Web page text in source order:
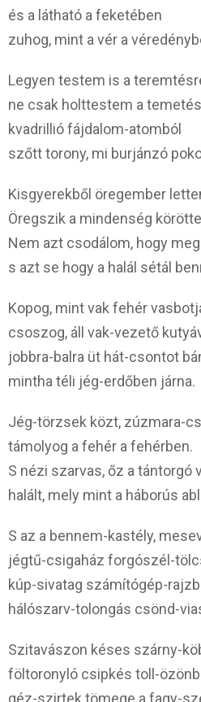
és a látható a feketében
zuhog, mint a vér a
Legyen testem is a
ne csak holttestem a
kvadrillió fájdalom-atomból
szőtt torony, mi burjánzó
Kisgyerekből öregember
Öregszik a mindenség
Nem azt csodálom, hogy
s azt se hogy a halál sétál
Kopog, mint vak fehér
csoszog, áll vak-vezető
jobbra-balra üt hát-csontot
mintha téli jég-erdőben járna.
Jég-törzsek közt, zúzmara-
támolyog a fehér a fehérben.
S nézi szarvas, őz a tántorgó
halált, mely mint a háborús
S az a bennem-kastély,
jégtű-csigaház forgószél-
kúp-sivatag számítógép-
hálószarv-tolongás csönd-
Szitavászon késes szárny-
föltoronyló csipkés toll-
géz-szirtek tömege a fagy-